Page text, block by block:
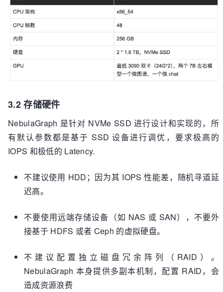
3.2 存储硬件
NebulaGraph 是针对 NVMe SSD 进行设计和实现的，所
有默认参数都是基于 SSD 设备进行调优，要求极高的
IOPS 和极低的 Latency.
不建议使用 HDD；因为其 IOPS 性能差，随机寻道延
迟高。
不要使用远端存储设备（如 NAS 或 SAN），不要外
接基于 HDFS 或者 Ceph 的虚拟硬盘。
不建议配置独立磁盘冗余阵列（RAID）。
NebulaGraph 本身提供多副本机制，配置 RAID，会
造成资源浪费